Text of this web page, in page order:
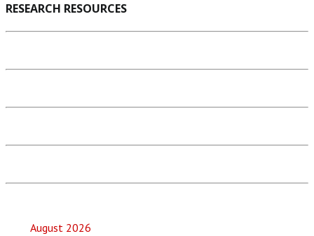
RESEARCH RESOURCES
August 2026